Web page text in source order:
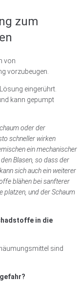
zum
von
vorzubeugen.
eingerührt.
kann gepumpt
oder der
schneller wirken
ein mechanischer
Blasen, so dass der
sich auch ein weiterer
blähen bei sanfterer
platzen, und der Schaum
in die
sind